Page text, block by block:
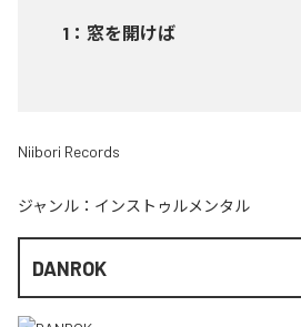
1 ： 窓を開けば
Niibori Records
ジャンル： インストゥルメンタル
DANROK